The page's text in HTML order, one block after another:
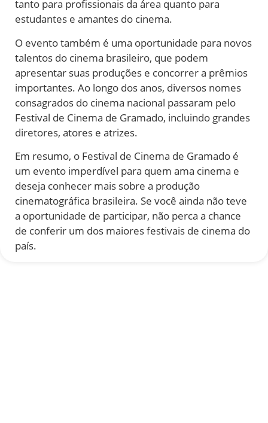
tanto para profissionais da área quanto para
estudantes e amantes do cinema.
O evento também é uma oportunidade para novos
talentos do cinema brasileiro, que podem
apresentar suas produções e concorrer a prêmios
importantes. Ao longo dos anos, diversos nomes
consagrados do cinema nacional passaram pelo
Festival de Cinema de Gramado, incluindo grandes
diretores, atores e atrizes.
Em resumo, o Festival de Cinema de Gramado é
um evento imperdível para quem ama cinema e
deseja conhecer mais sobre a produção
cinematográfica brasileira. Se você ainda não teve
a oportunidade de participar, não perca a chance
de conferir um dos maiores festivais de cinema do
país.